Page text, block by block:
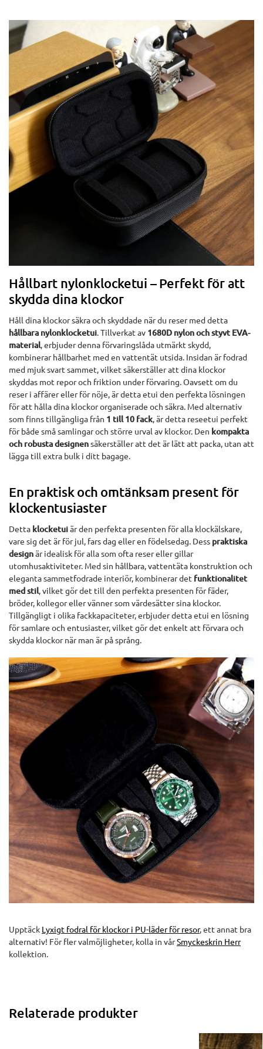
Hållbart nylonklocketui – Perfekt för att
skydda dina klockor
Håll dina klockor säkra och skyddade när du reser med detta
hållbara nylonklocketui. Tillverkat av 1680D nylon och styvt EVA-
material, erbjuder denna förvaringslåda utmärkt skydd,
kombinerar hållbarhet med en vattentät utsida. Insidan är fodrad
med mjuk svart sammet, vilket säkerställer att dina klockor
skyddas mot repor och friktion under förvaring. Oavsett om du
reser i affärer eller för nöje, är detta etui den perfekta lösningen
för att hålla dina klockor organiserade och säkra. Med alternativ
som finns tillgängliga från 1 till 10 fack, är detta reseetui perfekt
för både små samlingar och större urval av klockor. Den kompakta
och robusta designensäkerställer att det är lätt att packa, utan att
lägga till extra bulk i ditt bagage.
En praktisk och omtänksam present för
klockentusiaster
Detta klocketuiär den perfekta presenten för alla klockälskare,
vare sig det är för jul, fars dag eller en födelsedag. Dess praktiska
designär idealisk för alla som ofta reser eller gillar
utomhusaktiviteter. Med sin hållbara, vattentäta konstruktion och
eleganta sammetfodrade interiör, kombinerar det funktionalitet
med stil, vilket gör det till den perfekta presenten för fäder,
bröder, kollegor eller vänner som värdesätter sina klockor.
Tillgängligt i olika fackkapaciteter, erbjuder detta etui en lösning
för samlare och entusiaster, vilket gör det enkelt att förvara och
skydda klockor när man är på språng.
Upptäck Lyxigt fodral för klockor i PU-läder för resor, ett annat bra
alternativ! För fler valmöjligheter, kolla in vårSmyckeskrin Herr
kollektion.
Relaterade produkter